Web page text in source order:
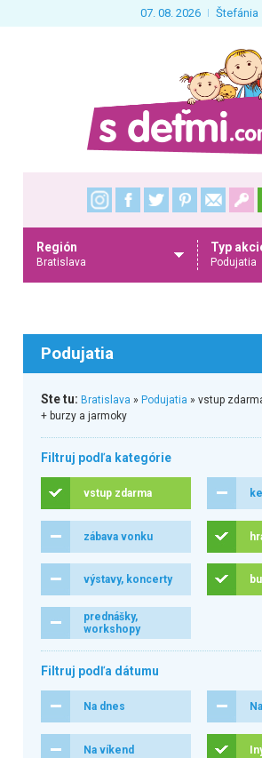
07. 08. 2026 Štefánia
Región
Bratislava
Typ
Podujatia
Podujatia
Ste tu: Bratislava » Podujatia » vstup
+ burzy a jarmoky
Filtruj podľa kategórie
vstup zdarma
zábava vonku
výstavy, koncerty
prednášky,
workshopy
Filtruj podľa dátumu
Na dnes
Na víkend